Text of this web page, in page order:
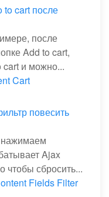
to cart после
после
Add to cart,
cart и можно...
Cart
повесить
Ajax
чтобы сбросить...
Fields Filter